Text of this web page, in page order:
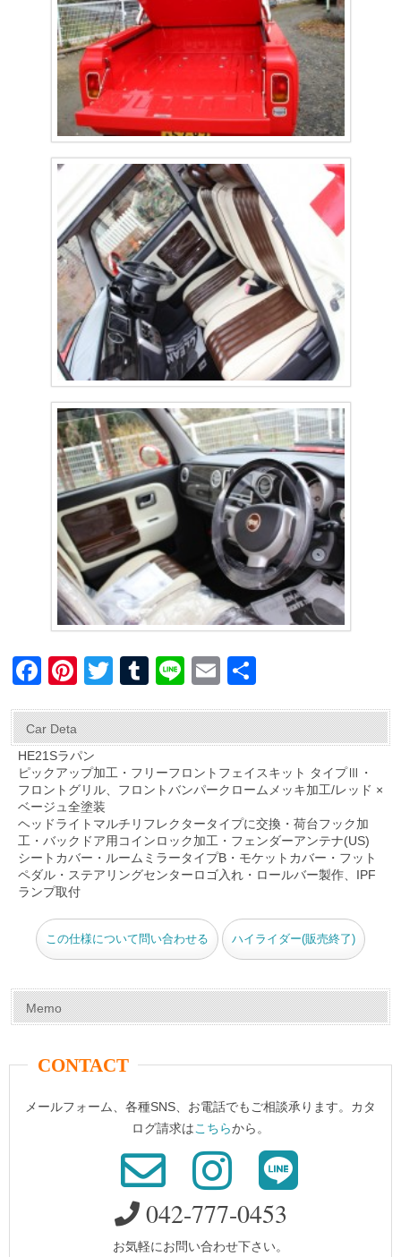
F
c
e
b
o
o
k
Pi
er
e
st
T
tt
er
T
m
bl
r
Li
e
E
ail
Car Deta
HE21Sラパン
ピックアップ加工・フリーフロントフェイスキット タイプⅢ・
フロントグリル、フロントバンパークロームメッキ加工/レッド ×
ベージュ全塗装
ヘッドライトマルチリフレクタータイプに交換・荷台フック加
工・バックドア用コインロック加工・フェンダーアンテナ(US)
シートカバー・ルームミラータイプB・モケットカバー・フット
ペダル・ステアリングセンターロゴ入れ・ロールバー製作、IPF
ランプ取付
この仕様について問い合わせる ハイライダー(販売終了)
Memo
CONTACT
メールフォーム、各種SNS、お電話でもご相談承ります。カタ
ログ請求はこちらから。
042-777-0453
お気軽にお問い合わせ下さい。